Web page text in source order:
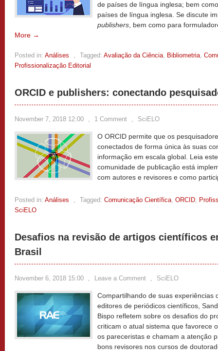
de países de língua inglesa; bem
países de língua inglesa. Se discute
publishers , bem como para
More →
Posted in: Análises , Tagged: Avaliação da Ciência, Bibliometria,
Profissionalização Editorial
ORCID e publishers: conectando
November 7, 2018 12:00 , 1 Comment , SciELO
O ORCID permite que os
conectados de forma única às suas
informação em escala global. Leia
comunidade de publicação está
com autores e revisores e como
Posted in: Análises , Tagged: Comunicação Científica, ORCID,
SciELO
Desafios na revisão de artigos científicos
Brasil
November 6, 2018 15:00 , Leave a Comment , SciELO
Compartilhando de suas experiências
editores de periódicos científicos,
Bispo refletem sobre os desafios do
criticam o atual sistema que favorece
os pareceristas e chamam a atenção
bons revisores nos cursos de